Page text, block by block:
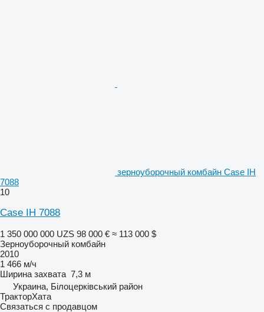
зерноуборочный комбайн Case IH
7088
10
Case IH 7088
1 350 000 000 UZS 98 000 € ≈ 113 000 $
Зерноуборочный комбайн
2010
1 466 м/ч
Ширина захвата 7,3 м
Украина, Білоцерківський район
ТракторХата
Связаться с продавцом